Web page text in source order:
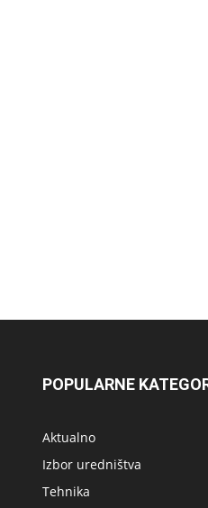
POPULARNE
Aktualno
Izbor uredništva
Tehnika